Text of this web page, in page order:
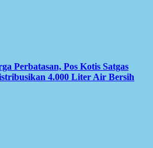
Perbatasan, Pos Kotis Satgas
4.000 Liter Air Bersih